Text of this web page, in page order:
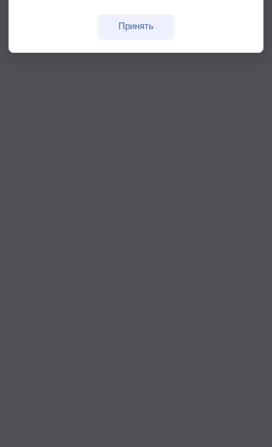
Принять